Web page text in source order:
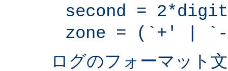
second = 2*digit
zone = (`+' |
ログのフォーマット